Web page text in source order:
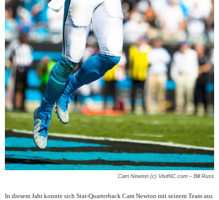
Cam Newton (c) VisitNC.com – Bill Russ
In diesem Jahr konnte sich Star-Quarterback Cam Newton mit seinem Team aus